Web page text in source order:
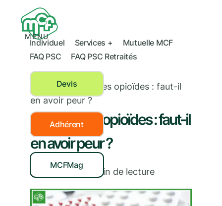
MENU
Individuel Services +
Mutuelle MCF
FAQ PSC
FAQ PSC Retraités
Devis
Adhérent
MCFMag
›Antalgiques opioïdes : faut-il
en avoir peur ?
Antalgiques opioïdes : faut-il
en avoir peur ?
03/10/2019 | min de lecture